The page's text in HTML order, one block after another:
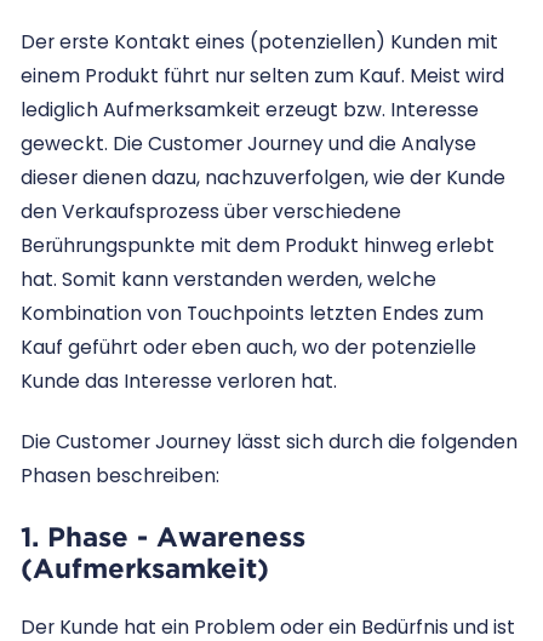
Der erste Kontakt eines (potenziellen) Kunden mit
einem Produkt führt nur selten zum Kauf. Meist wird
lediglich Aufmerksamkeit erzeugt bzw. Interesse
geweckt. Die Customer Journey und die Analyse
dieser dienen dazu, nachzuverfolgen, wie der Kunde
den Verkaufsprozess über verschiedene
Berührungspunkte mit dem Produkt hinweg erlebt
hat. Somit kann verstanden werden, welche
Kombination von Touchpoints letzten Endes zum
Kauf geführt oder eben auch, wo der potenzielle
Kunde das Interesse verloren hat.
Die Customer Journey lässt sich durch die folgenden
Phasen beschreiben:
1. Phase - Awareness
(Aufmerksamkeit)
Der Kunde hat ein Problem oder ein Bedürfnis und ist